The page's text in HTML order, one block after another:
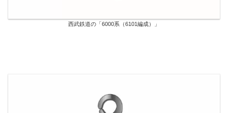
西武鉄道の「6000系（6101編成）」